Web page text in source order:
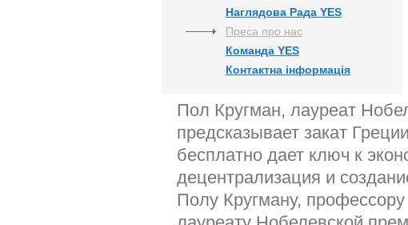
Наглядова Рада YES
Преса про нас
Команда YES
Контактна інформація
Пол Кругман, лауреат
предсказывает закат
бесплатно дает ключ к
децентрализация и
Полу Кругману, профессору